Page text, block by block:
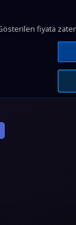
fiyata zaten